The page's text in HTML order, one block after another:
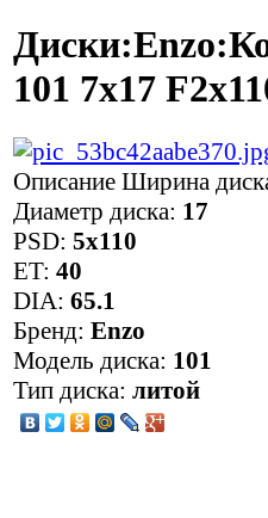
101 7x17
Описание Ширина
Диаметр диска: 17
PSD: 5x110
ET: 40
DIA: 65.1
Бренд: Enzo
Модель диска: 101
Тип диска: литой